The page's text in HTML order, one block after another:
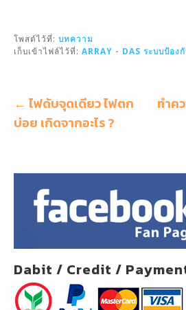
ai
l
c
e
o
o
e
โพสต์ไว้ที่: บทความ
เก็บเข้าไฟล์ไว้ที่: ARRAY - DAS ระบบป้อง
แนะแนว
เรื่อง
← ไฟดับจุดเดียว ไฟตก
บ่อย เกิดจากอะไร ?
ทำค
Dabit / Credit /